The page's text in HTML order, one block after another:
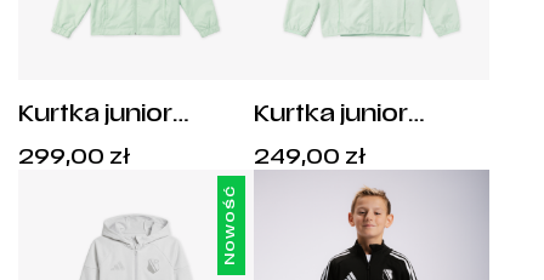
Kurtka junior
Legia Warszawa -
299,00 złCena:
299,00zł.
Kurtka junior
Legia Warszawa -
249,00 złCena:
Nowość